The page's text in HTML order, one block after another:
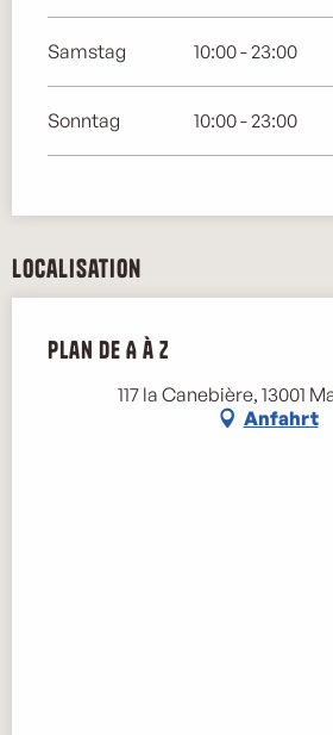
Samstag 10:00 - 23:00
Sonntag 10:00 - 23:00
Localisation
Plan de A à Z
117 la Canebière, 13001
Anfahrt